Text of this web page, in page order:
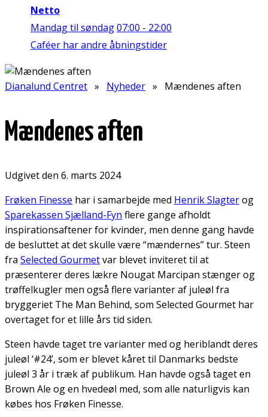
Netto
Mandag til søndag07:00 - 22:00
Caféer har andre åbningstider
Dianalund Centret » Nyheder » Mændenes aften
Mændenes aften
Udgivet den 6. marts 2024
Frøken Finesse har i samarbejde med Henrik Slagterog
Sparekassen Sjælland-Fyn flere gange afholdt
inspirationsaftener for kvinder, men denne gang havde
de besluttet at det skulle være “mændernes” tur. Steen
fra Selected Gourmetvar blevet inviteret til at
præsenterer deres lækre Nougat Marcipan stænger og
trøffelkugler men også flere varianter af juleøl fra
bryggeriet The Man Behind, som Selected Gourmet har
overtaget for et lille års tid siden.
Steen havde taget tre varianter med og heriblandt deres
juleøl ‘#24’, som er blevet kåret til Danmarks bedste
juleøl 3 år i træk af publikum. Han havde også taget en
Brown Ale og en hvedeøl med, som alle naturligvis kan
købes hos Frøken Finesse.